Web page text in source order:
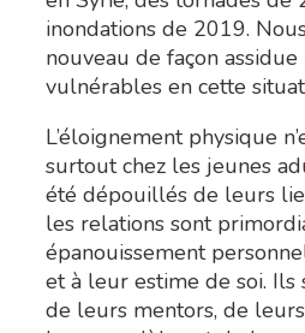
inondations de 2019.
nouveau de façon
vulnérables en cette
L’éloignement physique
surtout chez les jeunes
été dépouillés de leurs
les relations sont
épanouissement
et à leur estime de soi. Ils
de leurs mentors, de